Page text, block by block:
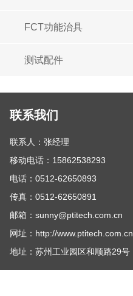
FCT功能治具
测试配件
联系我们
联系人：张经理
移动电话：15862538293
电话：0512-62650893
传真：0512-62650891
邮箱：sunny@ptitech.com.cn
网址：http://www.ptitech.com.cn
地址：苏州工业园区和顺路29号